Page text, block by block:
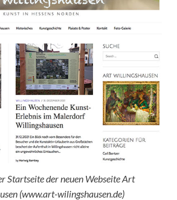
Startseite der neuen Webseite Art
(www.art-wilingshausen.de)